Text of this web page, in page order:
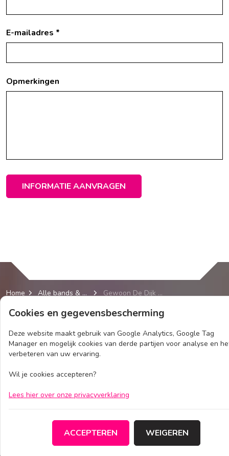
E-mailadres *
Opmerkingen
INFORMATIE AANVRAGEN
Home Alle bands & acts Gewoon De Dijk - De Dijk Tribute Band
info@bandsandacts.nl
www.bandsandacts.nl
Cookies en gegevensbescherming
Deze website maakt gebruik van Google Analytics, Google Tag
Manager en mogelijk cookies van derde partijen voor analyse en
verbeteren van uw ervaring.
Wil je cookies accepteren?
Lees hier over onze privacyverklaring
ACCEPTEREN WEIGEREN